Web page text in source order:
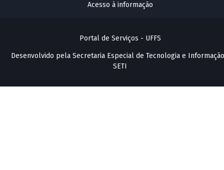
Acesso à informação
Portal de Serviços - UFFS
Desenvolvido pela Secretaria Especial de Tecnologia e
SETI